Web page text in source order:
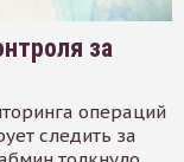
за
операций
следить за